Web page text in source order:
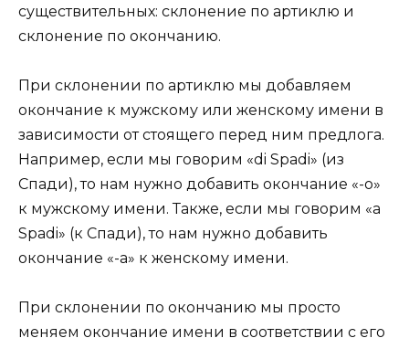
существительных: склонение по артиклю и
склонение по окончанию.
При склонении по артиклю мы добавляем
окончание к мужскому или женскому имени в
зависимости от стоящего перед ним предлога.
Например, если мы говорим «di Spadi» (из
Спади), то нам нужно добавить окончание «-o»
к мужскому имени. Также, если мы говорим «a
Spadi» (к Спади), то нам нужно добавить
окончание «-a» к женскому имени.
При склонении по окончанию мы просто
меняем окончание имени в соответствии с его